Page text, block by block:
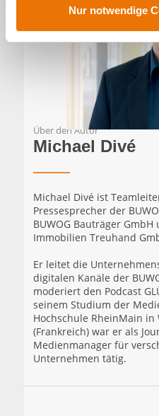
a
Nur notwendige
Über den Autor
Michael Divé
Michael Divé ist
Pressesprecher der
BUWOG Bauträger GmbH
Immobilien Treuhand
Er leitet die
digitalen Kanäle der
moderiert den Podcast
seinem Studium der
Hochschule RheinMain
(Frankreich) war er als
Medienmanager für
Unternehmen tätig.